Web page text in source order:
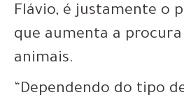
Flávio, é justamente o
que aumenta a procura
animais.
“Dependendo do tipo